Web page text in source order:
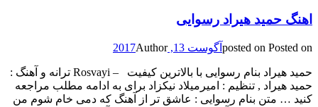
اهنگ حمید هیراد رسوایی
posted on Posted on آگوست 13, 2017 Author
حمید هیراد بنام رسوایی با بالاترین کیفیت – Rosvayi ترانه و آهنگ :
حمید هیراد , تنظیم : امیرمیلاد نیکزاد برای به ادامه مطلب مراجعه
کنید … متن بنام رسوایی : عاشق تر از آهنگ که دمی خام شوم من